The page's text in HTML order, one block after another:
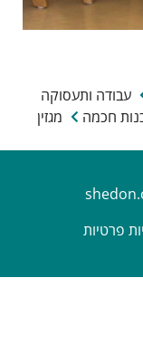
ותעסוקה
חכמה מגזין